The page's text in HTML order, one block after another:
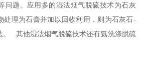
问题。应用多的湿法烟气脱硫技术为石灰
处理为石膏并加以回收利用，则为石灰石-
。 其他湿法烟气脱硫技术还有氨洗涤脱硫